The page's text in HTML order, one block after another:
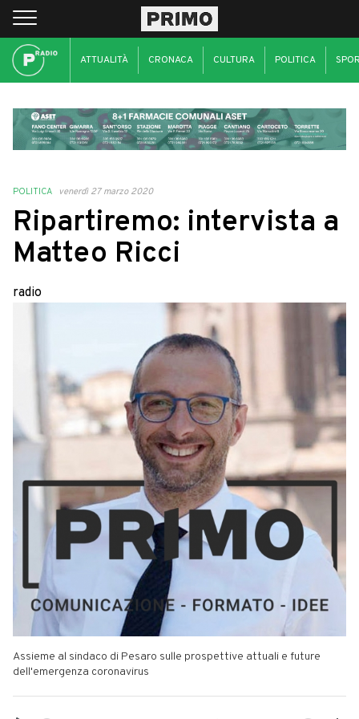
ATTUALITÀ CRONACA CULTURA POLITICA
POLITICA venerdì 27 marzo 2020
Ripartiremo: intervista a
Matteo Ricci
radio
Assieme al sindaco di Pesaro sulle prospettive attuali e future
dell'emergenza coronavirus